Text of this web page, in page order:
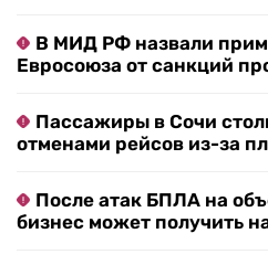
В МИД РФ назвали
Евросоюза от санкций
Пассажиры в Сочи
отменами рейсов из-за
После атак БПЛА на
бизнес может получить